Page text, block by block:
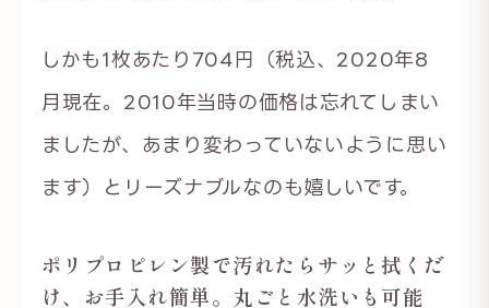
しかも1枚あたり704円（税込、2020年8
月現在。2010年当時の価格は忘れてしまい
ましたが、あまり変わっていないように思い
ます）とリーズナブルなのも嬉しいです。
ポリプロピレン製で汚れたらサッと拭くだ
け、お手入れ簡単。丸ごと水洗いも可能